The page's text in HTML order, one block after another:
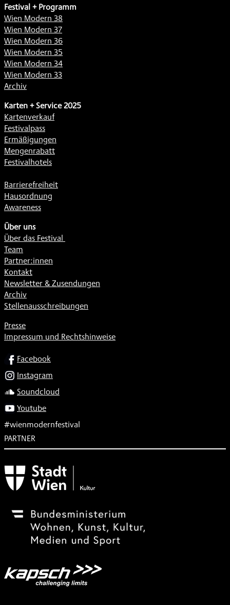
Festival + Programm
Wien Modern 38
Wien Modern 37
Wien Modern 36
Wien Modern 35
Wien Modern 34
Wien Modern 33
Archiv
Karten + Service 2025
Kartenverkauf
Festivalpass
Ermäßigungen
Mengenrabatt
Festivalhotels
Barrierefreiheit
Hausordnung
Awareness
Über uns
Über das Festival
Team
Partner:innen
Kontakt
Newsletter & Zusendungen
Archiv
Stellenausschreibungen
Presse
Impressum und Rechtshinweise
SOCIALFacebook
Instagram
Soundcloud
Youtube
#wienmodernfestival
PARTNER
Subventionsgeber